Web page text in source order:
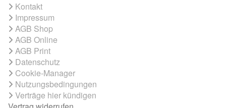
Kontakt
Impressum
AGB Shop
AGB Online
AGB Print
Datenschutz
Cookie-Manager
Nutzungsbedingungen
Verträge hier kündigen